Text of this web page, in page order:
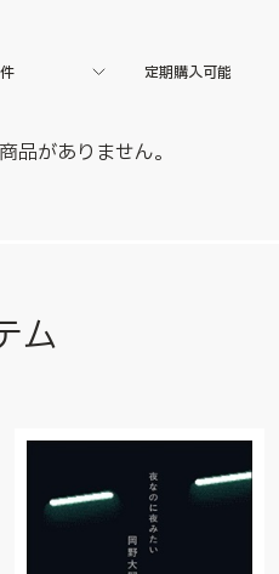
定期購入可能
品がありません。
ム